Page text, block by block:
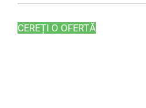
CEREȚI O OFERTĂ